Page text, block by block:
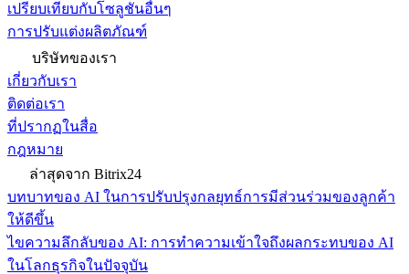
เปรียบเทียบกับโซลูชันอื่นๆ
การปรับแต่งผลิตภัณฑ์
บริษัทของเรา
เกี่ยวกับเรา
ติดต่อเรา
ที่ปรากฏในสื่อ
กฎหมาย
ล่าสุดจาก Bitrix24
บทบาทของ AI ในการปรับปรุงกลยุทธ์การมีส่วนร่วมของลูกค้า
ให้ดีขึ้น
ไขความลึกลับของ AI: การทำความเข้าใจถึงผลกระทบของ AI
ในโลกธุรกิจในปัจจุบัน